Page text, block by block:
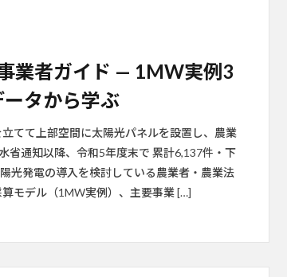
業者ガイド — 1MW実例3
タから学ぶ
てて上部空間に太陽光パネルを設置し、農業
省通知以降、令和5年度末で 累計6,137件・下
光発電の導入を検討している農業者・農業法
モデル（1MW実例）、主要事業 […]